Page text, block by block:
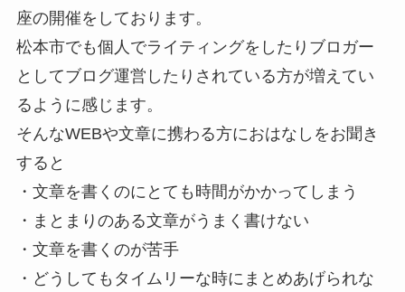
座の開催をしております。
松本市でも個人でライティングをしたりブロガー
としてブログ運営したりされている方が増えてい
るように感じます。
そんなWEBや文章に携わる方におはなしをお聞き
すると
・文章を書くのにとても時間がかかってしまう
・まとまりのある文章がうまく書けない
・文章を書くのが苦手
・どうしてもタイムリーな時にまとめあげられな